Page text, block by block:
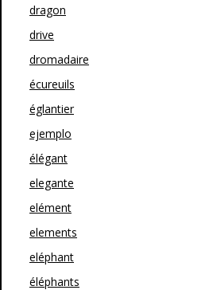
dragon
drive
dromadaire
écureuils
églantier
ejemplo
élégant
elegante
elément
elements
eléphant
éléphants